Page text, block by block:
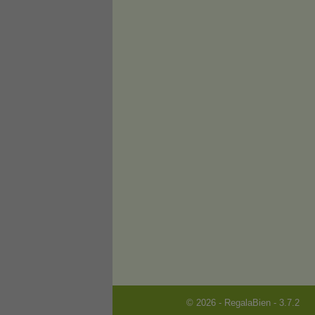
© 2026 - RegalaBien - 3.7.2